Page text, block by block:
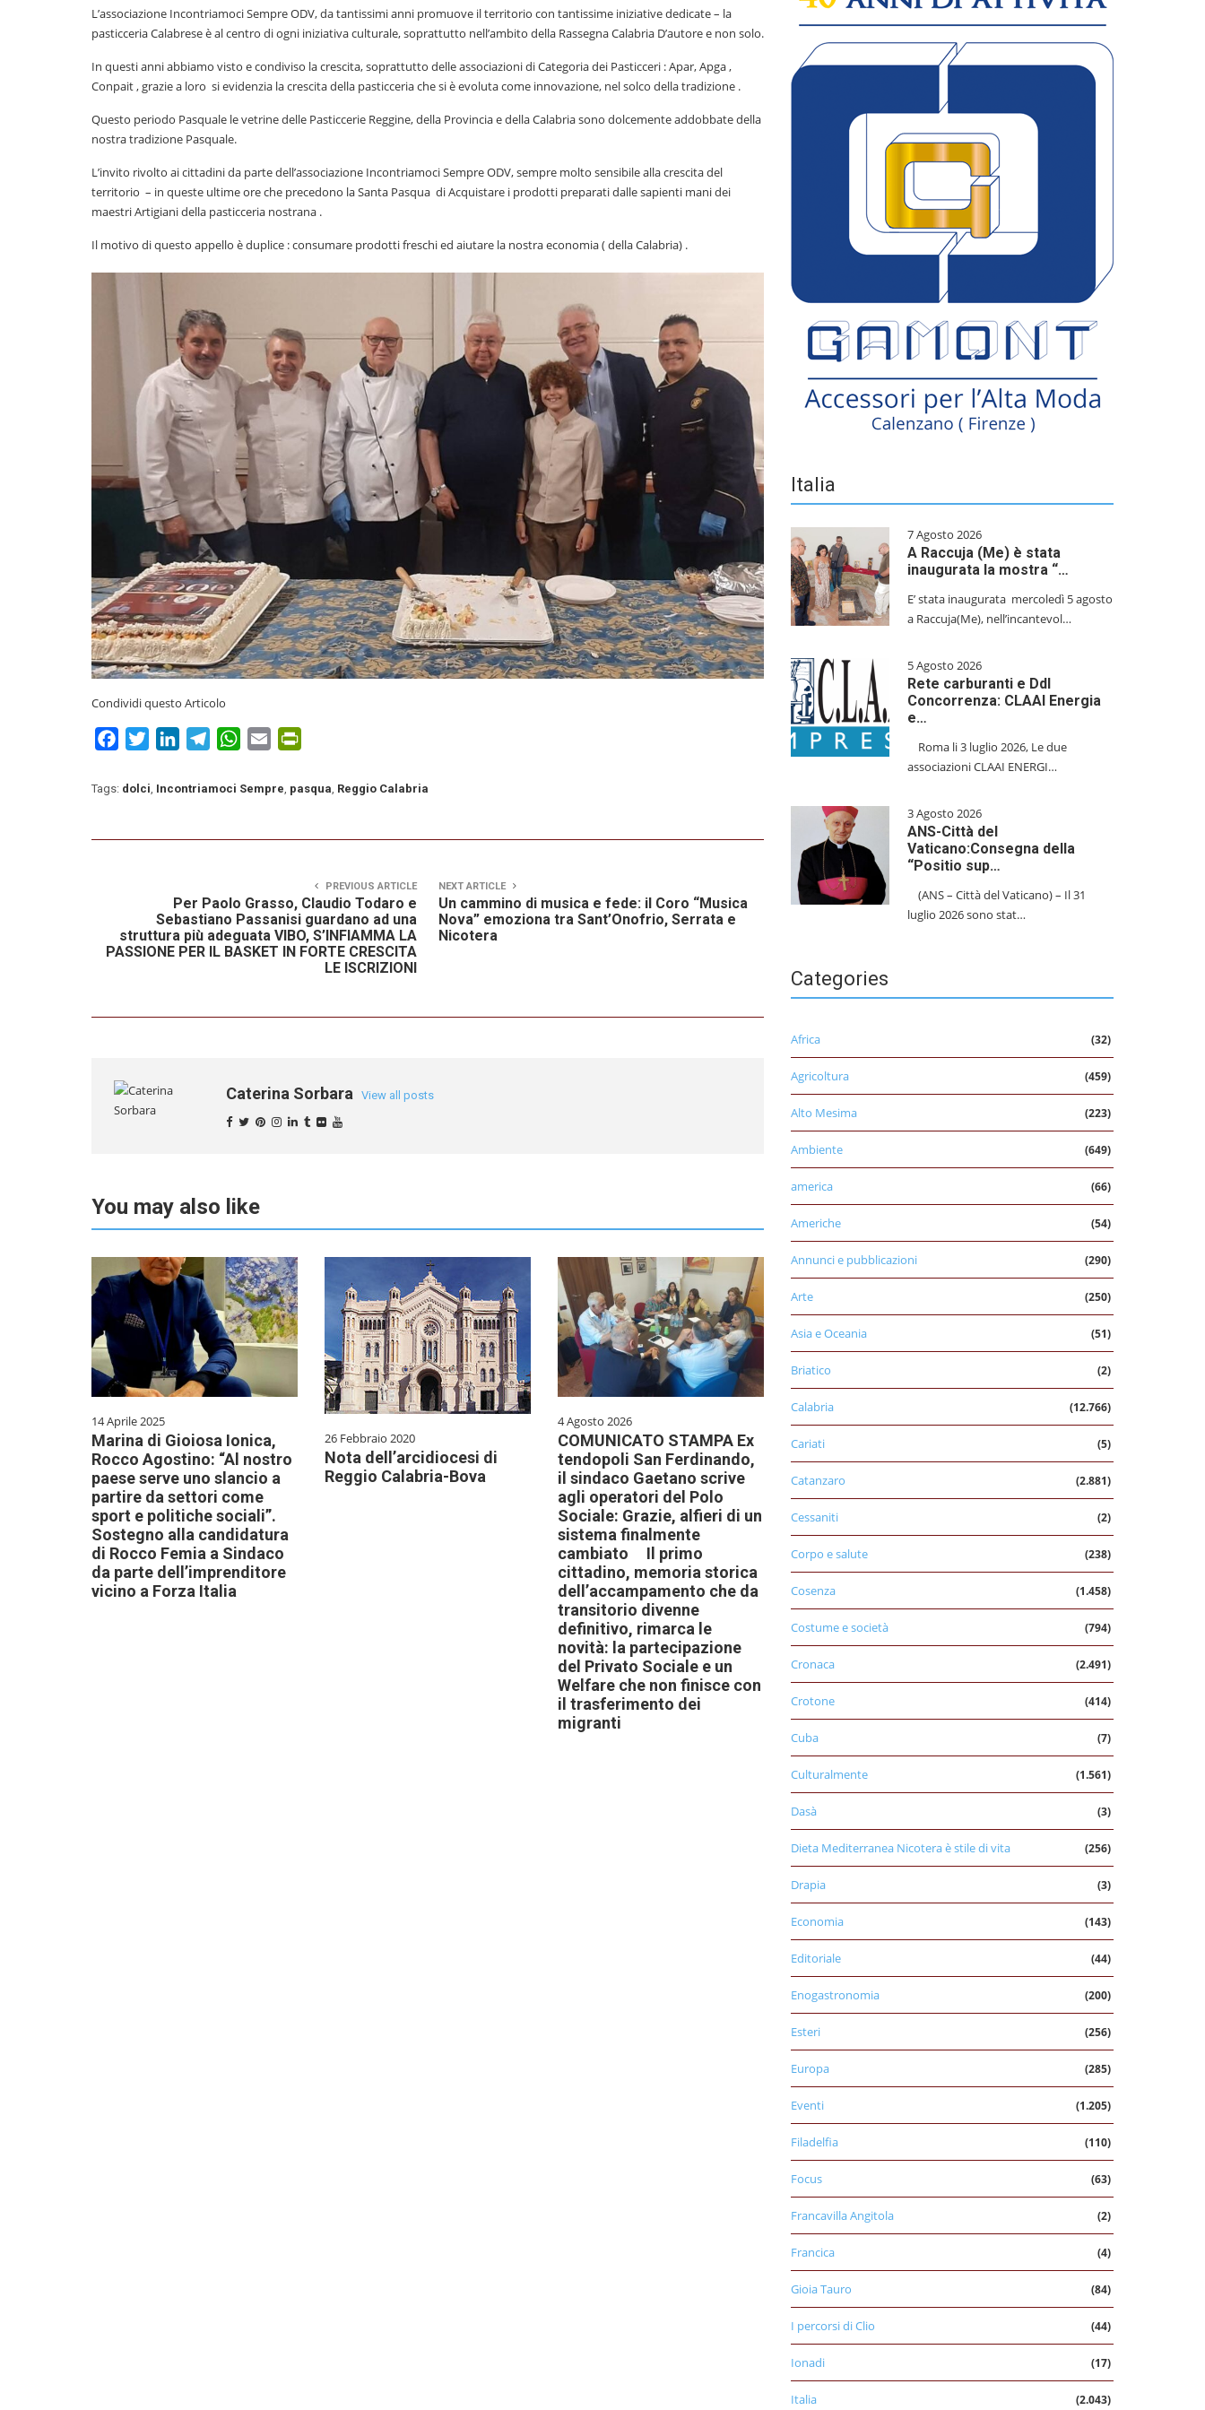
L’associazione Incontriamoci Sempre ODV, da tantissimi anni promuove il territorio con tantissime iniziative dedicate – la
pasticceria Calabrese è al centro di ogni iniziativa culturale, soprattutto nell’ambito della Rassegna Calabria D’autore e non solo.
In questi anni abbiamo visto e condiviso la crescita, soprattutto delle associazioni di Categoria dei Pasticceri : Apar, Apga ,
Conpait , grazie a loro si evidenzia la crescita della pasticceria che si è evoluta come innovazione, nel solco della tradizione .
Questo periodo Pasquale le vetrine delle Pasticcerie Reggine, della Provincia e della Calabria sono dolcemente addobbate della
nostra tradizione Pasquale.
L’invito rivolto ai cittadini da parte dell’associazione Incontriamoci Sempre ODV, sempre molto sensibile alla crescita del
territorio – in queste ultime ore che precedono la Santa Pasqua di Acquistare i prodotti preparati dalle sapienti mani dei
maestri Artigiani della pasticceria nostrana .
Il motivo di questo appello è duplice : consumare prodotti freschi ed aiutare la nostra economia ( della Calabria) .
Condividi questo Articolo
FacebookTwitterLinkedInTelegramWhatsApp
Email
Tags: dolci Incontriamoci Sempre pasqua Reggio Calabria
PREVIOUS ARTICLE
Per Paolo Grasso, Claudio Todaro e
Sebastiano Passanisi guardano ad una
struttura più adeguata VIBO, S’INFIAMMA LA
PASSIONE PER IL BASKET IN FORTE CRESCITA
LE ISCRIZIONI
NEXT ARTICLE
Un cammino di musica e fede: il Coro “Musica
Nova” emoziona tra Sant’Onofrio, Serrata e
Nicotera
Caterina Sorbara View all posts
You may also like
14 Aprile 2025
Marina di Gioiosa Ionica,
Rocco Agostino: “Al nostro
paese serve uno slancio a
partire da settori come
sport e politiche sociali”.
Sostegno alla candidatura
di Rocco Femia a Sindaco
da parte dell’imprenditore
vicino a Forza Italia
26 Febbraio 2020
Nota dell’arcidiocesi di
Reggio Calabria-Bova
4 Agosto 2026
COMUNICATO STAMPA Ex
tendopoli San Ferdinando,
il sindaco Gaetano scrive
agli operatori del Polo
Sociale: Grazie, alfieri di un
sistema finalmente
cambiato Il primo
cittadino, memoria storica
dell’accampamento che da
transitorio divenne
definitivo, rimarca le
novità: la partecipazione
del Privato Sociale e un
Welfare che non finisce con
il trasferimento dei
migranti
Italia
7 Agosto 2026
A Raccuja (Me) è stata
inaugurata la mostra “…
E’ stata inaugurata mercoledì 5 agosto
a Raccuja(Me), nell’incantevol…
5 Agosto 2026
Rete carburanti e Ddl
Concorrenza: CLAAI Energia
e…
​Roma li 3 luglio 2026, Le due
associazioni CLAAI ENERGI…
3 Agosto 2026
ANS-Città del
Vaticano:Consegna della
“Positio sup…
(ANS – Città del Vaticano) – Il 31
luglio 2026 sono stat…
Categories
Africa (32)
Agricoltura (459)
Alto Mesima (223)
Ambiente (649)
america (66)
Americhe (54)
Annunci e pubblicazioni (290)
Arte (250)
Asia e Oceania (51)
Briatico (2)
Calabria (12.766)
Cariati (5)
Catanzaro (2.881)
Cessaniti (2)
Corpo e salute (238)
Cosenza (1.458)
Costume e società (794)
Cronaca (2.491)
Crotone (414)
Cuba (7)
Culturalmente (1.561)
Dasà (3)
Dieta Mediterranea Nicotera è stile di vita (256)
Drapia (3)
Economia (143)
Editoriale (44)
Enogastronomia (200)
Esteri (256)
Europa (285)
Eventi (1.205)
Filadelfia (110)
Focus (63)
Francavilla Angitola (2)
Francica (4)
Gioia Tauro (84)
I percorsi di Clio (44)
Ionadi (17)
Italia (2.043)